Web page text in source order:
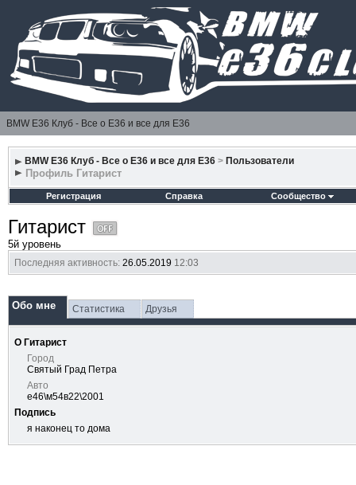
BMW E36 Клуб - Все о Е36 и все для Е36
BMW E36 Клуб - Все о Е36 и все для Е36 > Пользователи
Профиль Гитарист
Регистрация Справка Сообщество
Гитарист
5й уровень
Последняя активность:26.05.2019 12:03
Обо мне Статистика Друзья
О Гитарист
Город
Cвятый Град Петра
Авто
е46\м54в22\2001
Подпись
я наконец то дома